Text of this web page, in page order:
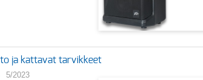
ja kattavat tarvikkeet
5/2023